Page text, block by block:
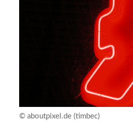
© aboutpixel.de (timbec)